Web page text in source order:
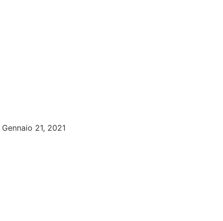
Gennaio 21, 2021